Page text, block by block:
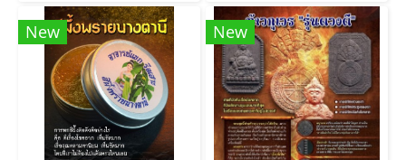
New New